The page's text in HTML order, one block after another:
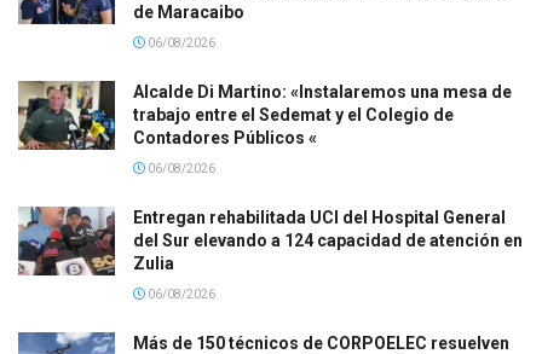
de Maracaibo
06/08/2026
Alcalde Di Martino: «Instalaremos una mesa de
trabajo entre el Sedemat y el Colegio de
Contadores Públicos «
06/08/2026
Entregan rehabilitada UCI del Hospital General
del Sur elevando a 124 capacidad de atención en
Zulia
06/08/2026
Más de 150 técnicos de CORPOELEC resuelven